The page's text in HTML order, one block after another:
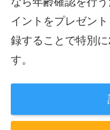
イントをプレゼン
録することで特別
す。